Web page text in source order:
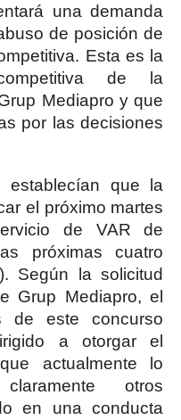
una demanda
de posición de
Esta es la
de la
Mediapro y que
por las decisiones
establecían que la
el próximo martes
de VAR de
próximas cuatro
Según la solicitud
Grup Mediapro, el
de este concurso
a otorgar el
actualmente lo
otros
en una conducta